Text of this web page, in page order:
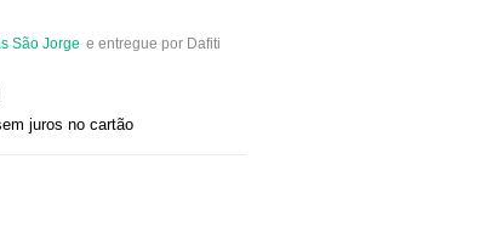
São Jorge e entregue por Dafiti
juros no cartão